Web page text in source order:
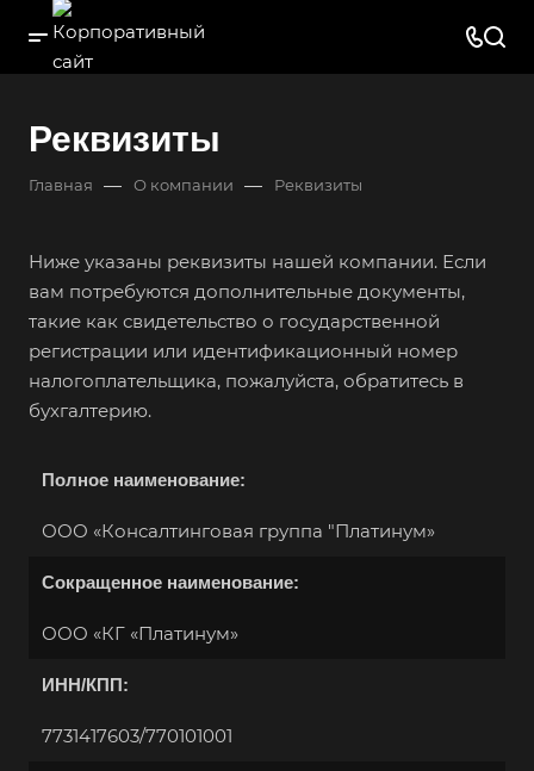
Реквизиты
Главная — О компании — Реквизиты
Ниже указаны реквизиты нашей компании. Если
вам потребуются дополнительные документы,
такие как свидетельство о государственной
регистрации или идентификационный номер
налогоплательщика, пожалуйста, обратитесь в
бухгалтерию.
Полное наименование:
ООО «Консалтинговая группа "Платинум»
Сокращенное наименование:
ООО «КГ «Платинум»
ИНН/КПП:
7731417603/770101001